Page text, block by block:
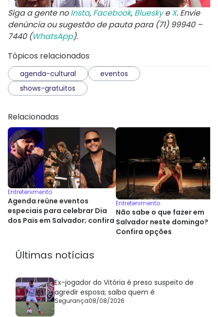
Siga a gente noInsta, Facebook, BlueskyeX. Envie
denúncia ou sugestão de pauta para (71) 99940 –
7440 (WhatsApp).
Tópicos relacionados
agenda-cultural
eventos
shows-gratuitos
Relacionadas
Entretenimento
Agenda reúne eventos
especiais para celebrar Dia
dos Pais em Salvador; confira
Entretenimento
Não sabe o que fazer em
Salvador neste domingo?
Confira opções
Últimas notícias
Ex-jogador do Vitória é preso suspeito de
agredir esposa; saiba quem é
Segurança08/08/2026